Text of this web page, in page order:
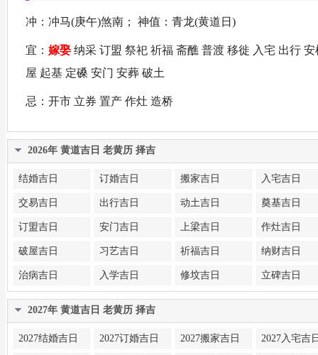
冲：冲马(庚午)煞南； 神值：青龙(黄道日)
宜： 嫁娶 纳采 订盟 祭祀 祈福 斋醮 普渡 移徙 入宅 出行
屋 起基 定磉 安门 安葬 破土
忌：开市 立券 置产 作灶 造桥
2026年 黄道吉日 老黄历 择吉
结婚吉日 订婚吉日 搬家吉日 入宅吉日
交易吉日 出行吉日 动土吉日 奠基吉日
订盟吉日 安门吉日 上梁吉日 作灶吉日
破屋吉日 习艺吉日 祈福吉日 纳财吉日
治病吉日 入学吉日 修坟吉日 立碑吉日
2027年 黄道吉日 老黄历 择吉
2027结婚吉日 2027订婚吉日 2027搬家吉日 2027入宅吉